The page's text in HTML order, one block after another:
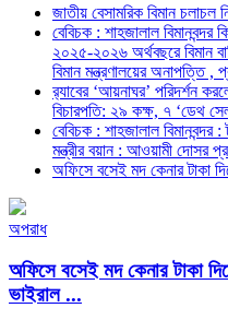
জাতীয় বেসামরিক বিমান
বেবিচক : শাহজালাল বিমানবন্দর
২০২৫-২০২৬ অর্থবছরে বিমান
বিমান মন্ত্রণালয়ের অনাপত্তি ,
র‍্যাবের ‘আয়নাঘর’ পরিদর্শন
বিচারপতি: ২৯ কক্ষ, ৭ ‘ডেথ
বেবিচক : শাহজালাল বিমানবন্দর
মন্ত্রীর বয়ান : আওয়ামী দোসর
অফিসে বসেই মদ কেনার টাকা
অপরাধ
অফিসে বসেই মদ কেনার টাকা
ভাইরাল ...